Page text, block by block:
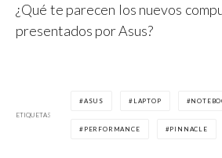
¿Qué te parecen los nuevos
presentados por Asus?
ETIQUETAS
ASUS LAPTOP
PERFORMANCE PINNACLE